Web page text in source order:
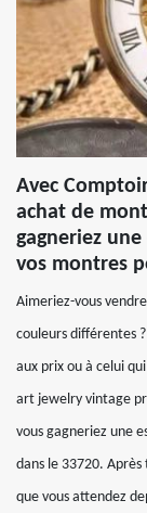
Avec
achat de
gagneriez
vos montres
Aimeriez-vous
couleurs différentes
aux prix ou à celui
art jewelry vintage
vous gagneriez une
dans le 33720. Après
que vous attendez